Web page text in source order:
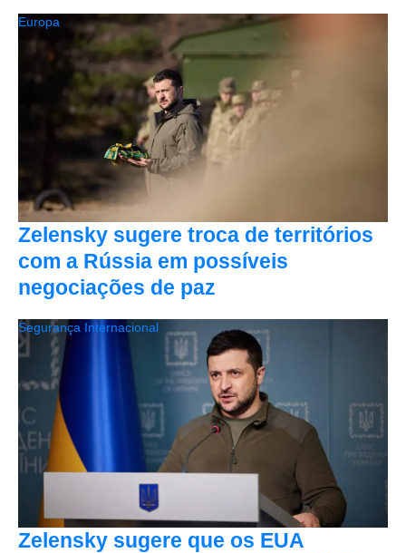
Zelensky sugere troca de territórios
com a Rússia em possíveis
negociações de paz
Europa
Zelensky sugere que os EUA
Segurança Internacional